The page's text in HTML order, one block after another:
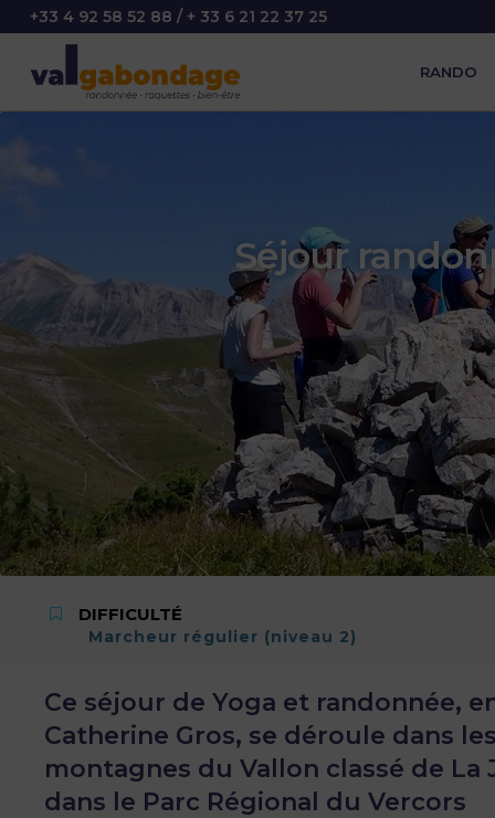
+33 4 92 58 52 88 / + 33 6 21 22 37 25
RANDO
Séjour
DIFFICULTÉ
Marcheur régulier (niveau 2)
Ce séjour de Yoga et randonnée,
Catherine Gros, se déroule dans
montagnes du Vallon classé de La
dans le Parc Régional du Vercors